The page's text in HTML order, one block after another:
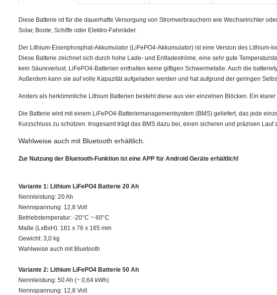
Diese Batterie ist für die dauerhafte Versorgung von Stromverbrauchern wie Wechselrichter
Solar, Boote, Schiffe oder Elektro-Fahrräder.
Der Lithium-Eisenphosphat-Akkumulator (LiFePO4-Akkumulator) ist eine Version des
Diese Batterie zeichnet sich durch hohe Lade- und Entladeströme, eine sehr gute
kein Säureverlust. LiFePO4-Batterien enthalten keine giftigen Schwermetalle. Auch die
Außerdem kann sie auf volle Kapazität aufgeladen werden und hat aufgrund der geringen
Anders als herkömmliche Lithium Batterien besteht diese aus vier einzelnen Blöcken. Ein
Die Batterie wird mit einem LiFePO4-Batteriemanagementsystem (BMS) geliefert, das jede
Kurzschluss zu schützen. Insgesamt trägt das BMS dazu bei, einen sicheren und präzisen Lauf
Wahlweise auch mit Bluetooth erhältlich.
Zur Nutzung der Bluetooth-Funktion ist eine APP für Android Geräte erhältlich!
Variante 1: Lithium LiFePO4 Batterie 20 Ah
Nennleistung: 20 Ah
Nennspannung: 12,8 Volt
Betriebstemperatur: -20°C ~ 60°C
Maße (LxBxH): 181 x 76 x 165 mm
Gewicht: 3,0 kg
Wahlweise auch mit Bluetooth
Variante 2: Lithium LiFePO4 Batterie 50 Ah
Nennleistung: 50 Ah (~ 0,64 kWh)
Nennspannung: 12,8 Volt